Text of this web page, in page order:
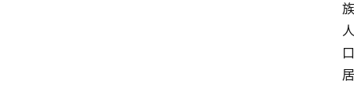
族
人
口
居